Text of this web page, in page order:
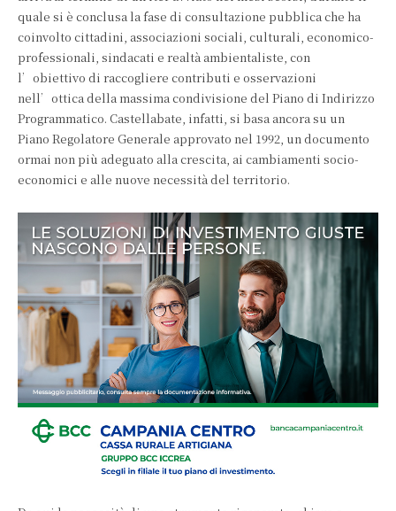
quale si è conclusa la fase di consultazione pubblica che ha
coinvolto cittadini, associazioni sociali, culturali, economico-
professionali, sindacati e realtà ambientaliste, con
l’obiettivo di raccogliere contributi e osservazioni
nell’ottica della massima condivisione del Piano di Indirizzo
Programmatico. Castellabate, infatti, si basa ancora su un
Piano Regolatore Generale approvato nel 1992, un documento
ormai non più adeguato alla crescita, ai cambiamenti socio-
economici e alle nuove necessità del territorio.